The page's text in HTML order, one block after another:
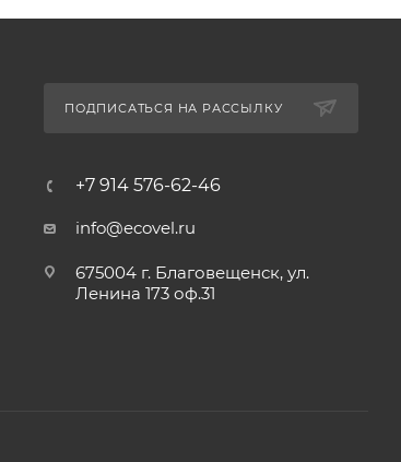
ПОДПИСАТЬСЯ НА РАССЫЛКУ
+7 914 576-62-46
info@ecovel.ru
675004 г. Благовещенск, ул.
Ленина 173 оф.31